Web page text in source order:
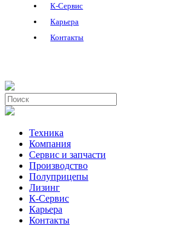
К-Сервис
Карьера
Контакты
Техника
Компания
Сервис и запчасти
Производство
Полуприцепы
Лизинг
К-Сервис
Карьера
Контакты